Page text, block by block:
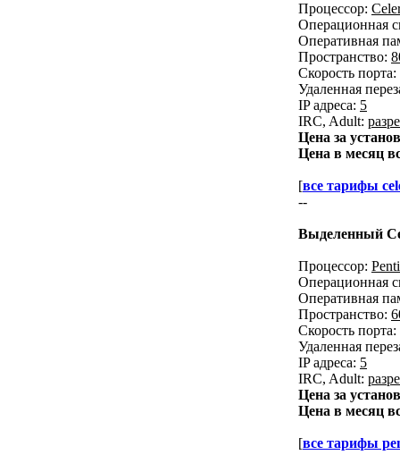
Процессор:
Операционная
Оперативная
Пространство:
Скорость порта:
Удаленная
IP адреса: 5
IRC, Adult:
Цена за
Цена в месяц
[все тарифы
--
Выделенный
Процессор:
Операционная
Оперативная
Пространство:
Скорость порта:
Удаленная
IP адреса: 5
IRC, Adult:
Цена за
Цена в месяц
[все тарифы